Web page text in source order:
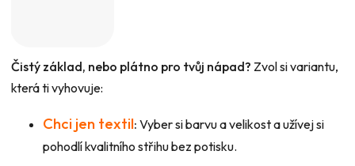
Čistý základ, nebo plátno pro tvůj nápad? Zvol si variantu,
která ti vyhovuje:
Chci jen textil: Vyber si barvu a velikost a užívej si
pohodlí kvalitního střihu bez potisku.